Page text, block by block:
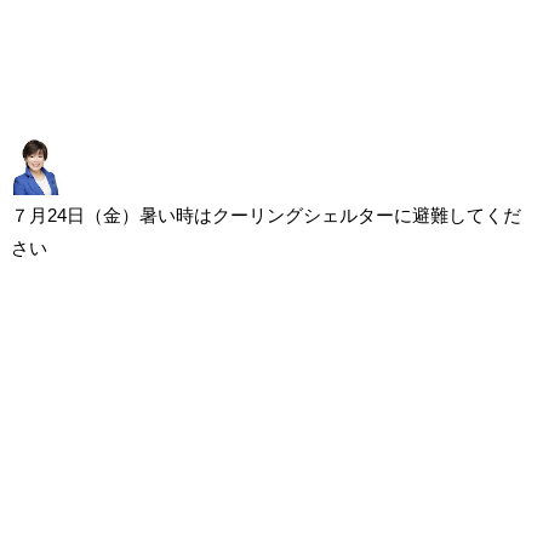
７月24日（金）暑い時はクーリングシェルターに避難してくだ
さい